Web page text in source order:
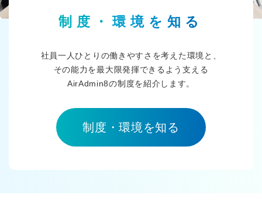
制度・環境を知る
社員一人ひとりの働きやすさを考えた環境と、
その能力を最大限発揮できるよう支える
AirAdmin8の制度を紹介します。
制度・環境を知る